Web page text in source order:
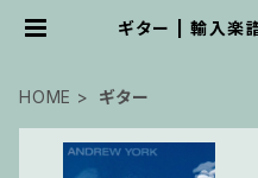
ギター | 輸入楽
HOME ギター